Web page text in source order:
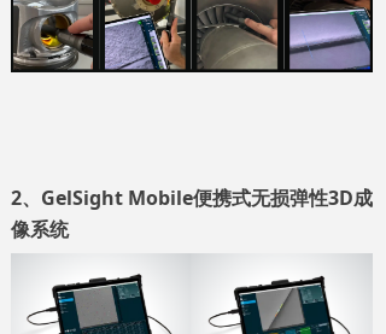
2、GelSight Mobile便携式无损弹性3D成
像系统